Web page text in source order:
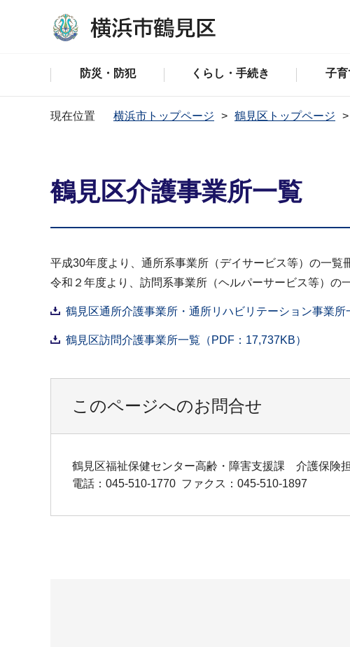
防災・防犯 くらし・手続き 子
現在位置 横浜市トップページ 鶴見区トップページ
鶴見区介護事業所一覧
平成30年度より、通所系事業所（デイサービス等）の一覧
令和２年度より、訪問系事業所（ヘルパーサービス等）の
鶴見区通所介護事業所・通所リハビリテーション事業所
鶴見区訪問介護事業所一覧（PDF：17,737KB）
このページへのお問合せ
鶴見区福祉保健センター高齢・障害支援課 介護保険
電話：045-510-1770 ファクス：045-510-1897